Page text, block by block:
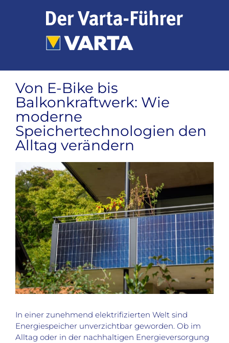
Von E-Bike bis
Balkonkraftwerk: Wie
moderne
Speichertechnologien den
Alltag verändern
Zeige
grösseres
Bild
In einer zunehmend elektrifizierten Welt sind
Energiespeicher unverzichtbar geworden. Ob im
Alltag oder in der nachhaltigen Energieversorgung